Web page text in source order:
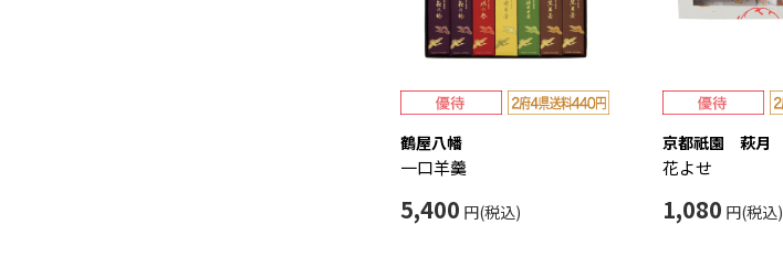
鶴屋八幡
一口羊羹
5,400 円(税込)
京都祇園 萩月
花よせ
1,080 円(税込)